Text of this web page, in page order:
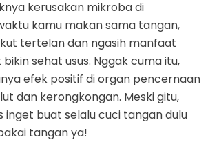
kerusakan mikroba di
kamu makan sama tangan,
tertelan dan ngasih manfaat
sehat usus. Nggak cuma itu,
efek positif di organ pencernaan
dan kerongkongan. Meski gitu,
inget buat selalu cuci tangan dulu
tangan ya!